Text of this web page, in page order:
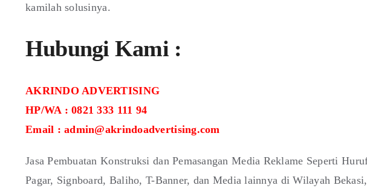
kamilah solusinya.
Hubungi Kami :
AKRINDO ADVERTISING
HP/WA : 0821 333 111 94
Email : admin@akrindoadvertising.com
Jasa Pembuatan Konstruksi dan Pemasangan Media Reklame Seperti
Pagar, Signboard, Baliho, T-Banner, dan Media lainnya di Wilayah